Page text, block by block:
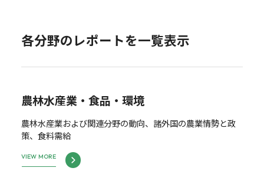
各分野のレポートを一覧表示
農林水産業・食品・環境
農林水産業および関連分野の動向、諸外国の農業情勢と政
策、食料需給
VIEW MORE